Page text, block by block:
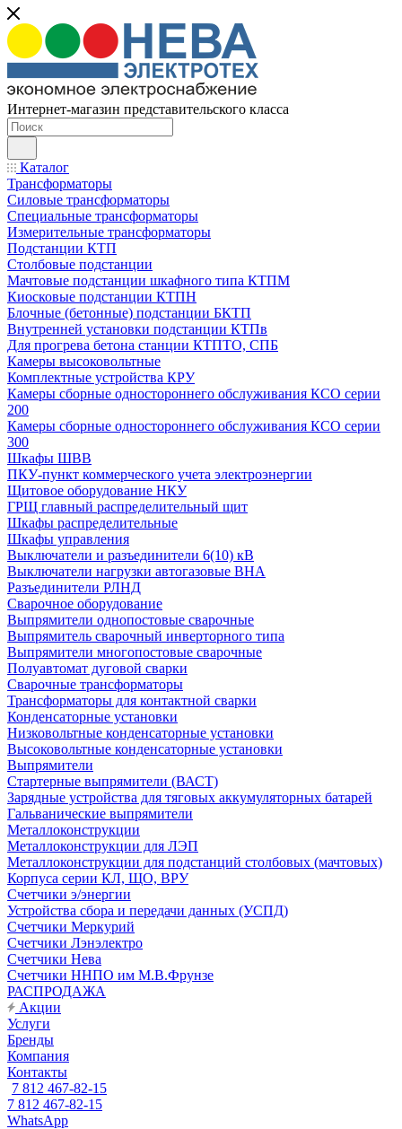
Интернет-магазин представительского класса
Каталог
Трансформаторы
Силовые трансформаторы
Специальные трансформаторы
Измерительные трансформаторы
Подстанции КТП
Столбовые подстанции
Мачтовые подстанции шкафного типа КТПМ
Киосковые подстанции КТПН
Блочные (бетонные) подстанции БКТП
Внутренней установки подстанции КТПв
Для прогрева бетона станции КТПТО, СПБ
Камеры высоковольтные
Комплектные устройства КРУ
Камеры сборные одностороннего обслуживания КСО серии
200
Камеры сборные одностороннего обслуживания КСО серии
300
Шкафы ШВВ
ПКУ-пункт коммерческого учета электроэнергии
Щитовое оборудование НКУ
ГРЩ главный распределительный щит
Шкафы распределительные
Шкафы управления
Выключатели и разъединители 6(10) кВ
Выключатели нагрузки автогазовые ВНА
Разъединители РЛНД
Сварочное оборудование
Выпрямители однопостовые сварочные
Выпрямитель сварочный инверторного типа
Выпрямители многопостовые сварочные
Полуавтомат дуговой сварки
Сварочные трансформаторы
Трансформаторы для контактной сварки
Конденсаторные установки
Низковольтные конденсаторные установки
Высоковольтные конденсаторные установки
Выпрямители
Стартерные выпрямители (ВАСТ)
Зарядные устройства для тяговых аккумуляторных батарей
Гальванические выпрямители
Металлоконструкции
Металлоконструкции для ЛЭП
Металлоконструкции для подстанций столбовых (мачтовых)
Корпуса серии КЛ, ЩО, ВРУ
Счетчики э/энергии
Устройства сбора и передачи данных (УСПД)
Счетчики Меркурий
Счетчики Лэнэлектро
Счетчики Нева
Счетчики ННПО им М.В.Фрунзе
РАСПРОДАЖА
Акции
Услуги
Бренды
Компания
Контакты
7 812 467-82-15
7 812 467-82-15
WhatsApp